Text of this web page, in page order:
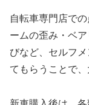
自転車専門店で
ームの歪み・ベ
びなど、セルフ
てもらうことで